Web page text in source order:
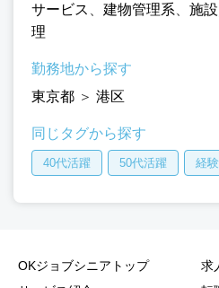
サービス
建物管理系
施
理
勤務地から探す
東京都 ＞ 港区
同じタグから探す
40代活躍 50代活躍 経
OKジョブシニアトップ
求